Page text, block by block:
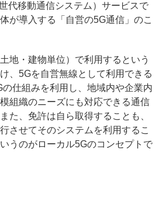
代移動通信システム）サービスで
が導入する「自営の5G通信」のこ
地・建物単位）で利用するという
、5Gを自営無線として利用できる
の仕組みを利用し、地域内や企業内
組織のニーズにも対応できる通信
た、免許は自ら取得することも、
させてそのシステムを利用するこ
うのがローカル5Gのコンセプトで